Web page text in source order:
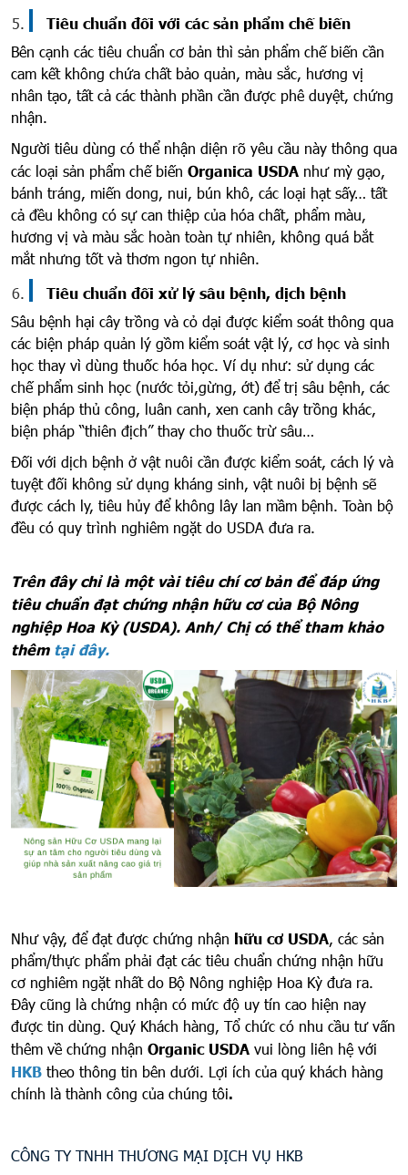
Tiêu chuẩn đối với các sản phẩm chế biến
Bên cạnh các tiêu chuẩn cơ bản thì sản phẩm chế biến cần
cam kết không chứa chất bảo quản, màu sắc, hương vị
nhân tạo, tất cả các thành phần cần được phê duyệt, chứng
nhận.
Người tiêu dùng có thể nhận diện rõ yêu cầu này thông qua
các loại sản phẩm chế biến Organica USDA như mỳ gạo,
bánh tráng, miến dong, nui, bún khô, các loại hạt sấy… tất
cả đều không có sự can thiệp của hóa chất, phẩm màu,
hương vị và màu sắc hoàn toàn tự nhiên, không quá bắt
mắt nhưng tốt và thơm ngon tự nhiên.
Tiêu chuẩn đối xử lý sâu bệnh, dịch bệnh
Sâu bệnh hại cây trồng và cỏ dại được kiểm soát thông qua
các biện pháp quản lý gồm kiểm soát vật lý, cơ học và sinh
học thay vì dùng thuốc hóa học. Ví dụ như: sử dụng các
chế phẩm sinh học (nước tỏi,gừng, ớt) để trị sâu bệnh, các
biện pháp thủ công, luân canh, xen canh cây trồng khác,
biện pháp “thiên địch” thay cho thuốc trừ sâu…
Đối với dịch bệnh ở vật nuôi cần được kiểm soát, cách lý và
tuyệt đối không sử dụng kháng sinh, vật nuôi bị bệnh sẽ
được cách ly, tiêu hủy để không lây lan mầm bệnh. Toàn bộ
đều có quy trình nghiêm ngặt do USDA đưa ra.
Trên đây chỉ là một vài tiêu chí cơ bản để đáp ứng
tiêu chuẩn đạt chứng nhận hữu cơ của Bộ Nông
nghiệp Hoa Kỳ (USDA). Anh/ Chị có thể tham khảo
thêm tại đây.
Như vậy, để đạt được chứng nhận hữu cơ USDA, các sản
phẩm/thực phẩm phải đạt các tiêu chuẩn chứng nhận hữu
cơ nghiêm ngặt nhất do Bộ Nông nghiệp Hoa Kỳ đưa ra.
Đây cũng là chứng nhận có mức độ uy tín cao hiện nay
được tin dùng. Quý Khách hàng, Tổ chức có nhu cầu tư vấn
thêm về chứng nhận Organic USDA vui lòng liên hệ với
HKB theo thông tin bên dưới. Lợi ích của quý khách hàng
chính là thành công của chúng tôi.
CÔNG TY TNHH THƯƠNG MẠI DỊCH VỤ HKB